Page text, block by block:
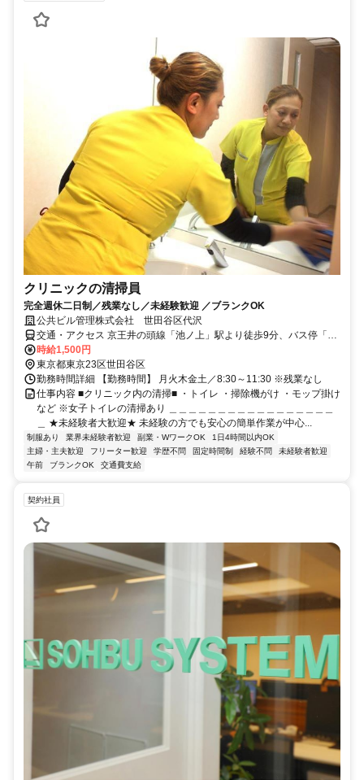
クリニックの清掃員
完全週休二日制／残業なし／未経験歓迎 ／ブランクOK
公共ビル管理株式会社 世田谷区代沢
交通・アクセス 京王井の頭線「池ノ上」駅より徒歩9分、バス停「代
沢1丁目」から徒歩1分 ※JR「渋谷駅」／小田急「梅が丘駅」「経堂
駅」からバスが出ております
時給1,500円
東京都東京23区世田谷区
勤務時間詳細 【勤務時間】 月火木金土／8:30～11:30 ※残業なし
仕事内容 ■クリニック内の清掃■ ・トイレ ・掃除機がけ ・モップ掛け
など ※女子トイレの清掃あり ＿＿＿＿＿＿＿＿＿＿＿＿＿＿＿＿＿
＿ ★未経験者大歓迎★ 未経験の方でも安心の簡単作業が中心...
制服あり 業界未経験者歓迎 副業・WワークOK
1日4時間以内OK
主婦・主夫歓迎
フリーター歓迎 学歴不問 固定時間制 経験不問
未経験者歓迎
午前
ブランクOK 交通費支給
契約社員